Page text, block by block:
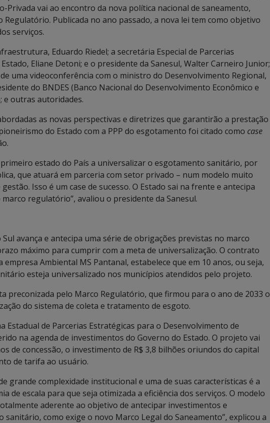
Privada vai ao encontro da nova política nacional de saneamento,
Regulatório. Publicada no ano passado, a nova lei tem como objetivo
serviços.
Eduardo Riedel; a secretária Especial de Parcerias
Eliane Detoni; e o presidente da Sanesul, Walter Carneiro Junior;
uma videoconferência com o ministro do Desenvolvimento Regional,
do BNDES (Banco Nacional do Desenvolvimento Econômico e
e outras autoridades.
as novas perspectivas e diretrizes que garantirão a prestação
do Estado com a PPP do esgotamento foi citado como case
estado do País a universalizar o esgotamento sanitário, por
que atuará em parceria com setor privado – num modelo muito
Isso é um case de sucesso. O Estado sai na frente e antecipa
regulatório”, avaliou o presidente da Sanesul.
Sul avança e antecipa uma série de obrigações previstas no marco
máximo para cumprir com a meta de universalização. O contrato
empresa Ambiental MS Pantanal, estabelece que em 10 anos, ou seja,
esteja universalizado nos municípios atendidos pelo projeto.
preconizada pelo Marco Regulatório, que firmou para o ano de 2033 o
do sistema de coleta e tratamento de esgoto.
Estadual de Parcerias Estratégicas para o Desenvolvimento de
na agenda de investimentos do Governo do Estado. O projeto vai
de concessão, o investimento de R$ 3,8 bilhões oriundos do capital
de tarifa ao usuário.
grande complexidade institucional e uma de suas características é a
de escala para que seja otimizada a eficiência dos serviços. O modelo
aderente ao objetivo de antecipar investimentos e
como exige o novo Marco Legal do Saneamento”, explicou a